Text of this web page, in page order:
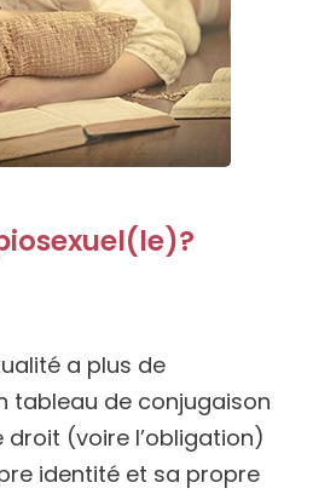
a plus de
tableau de conjugaison
droit (voire l’obligation)
identité et sa propre